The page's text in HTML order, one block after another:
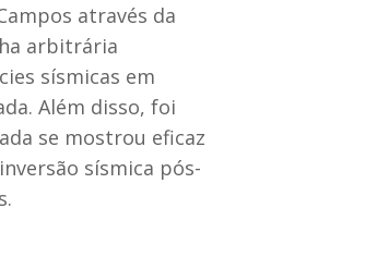
através da
arbitrária
sísmicas em
Além disso, foi
se mostrou eficaz
sísmica pós-